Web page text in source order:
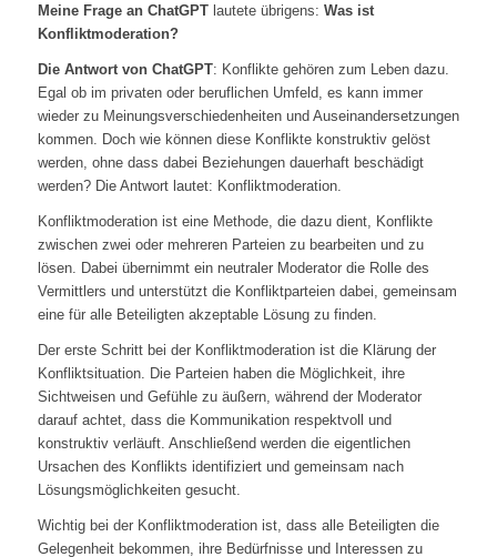
Meine Frage an ChatGPTlautete übrigens: Was ist
Konfliktmoderation?
Die Antwort von ChatGPT: Konflikte gehören zum Leben dazu.
Egal ob im privaten oder beruflichen Umfeld, es kann immer
wieder zu Meinungsverschiedenheiten und Auseinandersetzungen
kommen. Doch wie können diese Konflikte konstruktiv gelöst
werden, ohne dass dabei Beziehungen dauerhaft beschädigt
werden? Die Antwort lautet: Konfliktmoderation.
Konfliktmoderation ist eine Methode, die dazu dient, Konflikte
zwischen zwei oder mehreren Parteien zu bearbeiten und zu
lösen. Dabei übernimmt ein neutraler Moderator die Rolle des
Vermittlers und unterstützt die Konfliktparteien dabei, gemeinsam
eine für alle Beteiligten akzeptable Lösung zu finden.
Der erste Schritt bei der Konfliktmoderation ist die Klärung der
Konfliktsituation. Die Parteien haben die Möglichkeit, ihre
Sichtweisen und Gefühle zu äußern, während der Moderator
darauf achtet, dass die Kommunikation respektvoll und
konstruktiv verläuft. Anschließend werden die eigentlichen
Ursachen des Konflikts identifiziert und gemeinsam nach
Lösungsmöglichkeiten gesucht.
Wichtig bei der Konfliktmoderation ist, dass alle Beteiligten die
Gelegenheit bekommen, ihre Bedürfnisse und Interessen zu